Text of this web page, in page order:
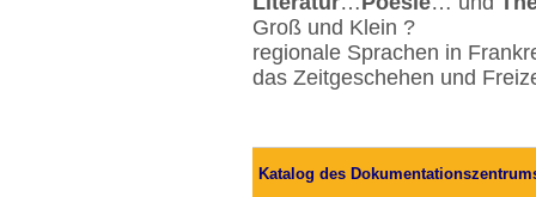
Groß und Klein ?
regionale Sprachen in
das Zeitgeschehen und
Katalog des